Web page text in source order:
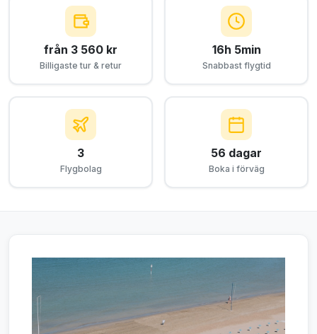
från 3 560 kr
Billigaste tur & retur
16h 5min
Snabbast flygtid
3
Flygbolag
56 dagar
Boka i förväg